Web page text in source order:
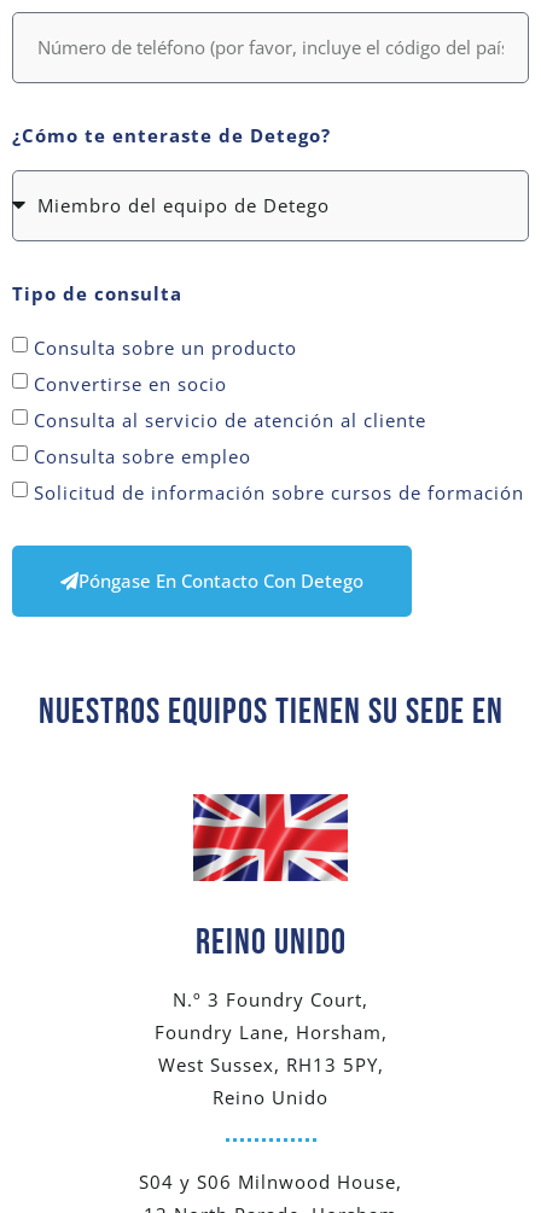
¿Cómo te enteraste de Detego?
Tipo de consulta
Consulta sobre un producto
Convertirse en socio
Consulta al servicio de atención al cliente
Consulta sobre empleo
Solicitud de información sobre cursos de formación
Póngase En Contacto Con Detego
Nuestros Equipos Tienen Su Sede En
Reino Unido
N.º 3 Foundry Court,
Foundry Lane, Horsham,
West Sussex, RH13 5PY,
Reino Unido
S04 y S06 Milnwood House,